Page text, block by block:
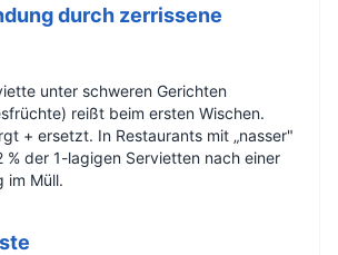
durch zerrissene
unter schweren Gerichten
reißt beim ersten Wischen.
+ ersetzt. In Restaurants mit „nasser"
% der 1-lagigen Servietten nach einer
im Müll.